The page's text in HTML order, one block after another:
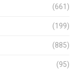
(661)
(199)
(885)
(95)